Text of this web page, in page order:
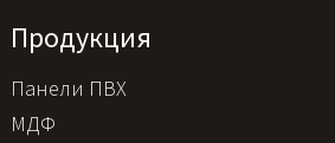
Продукция
Панели ПВХ
МДФ